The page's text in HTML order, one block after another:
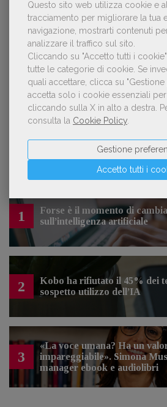
Questo sito web utilizza cookie e
tracciamento per migliorare la tua
navigazione, mostrarti contenuti
analizzare il traffico sul sito.
Cliccando su "Accetto tutti i
tutte le categorie di cookie. Se
quali accettare, clicca su
accetta solo i cookie essenziali
cliccando sulla X in alto a destra.
consulta la Cookie Policy
Accetto tutti i
Gestione
OFFERTE DI LAVORO
Lavoro: 7 posizioni
editoria
1
Forse è il momento di
sull’intelligenza artificiale
2
Kobo ha rifiutato il 45% dei
sospetto utilizzo dell’IA
3
«La voce umana? Ha un
impareggiabile». Simona
manager ebook e audiolibri